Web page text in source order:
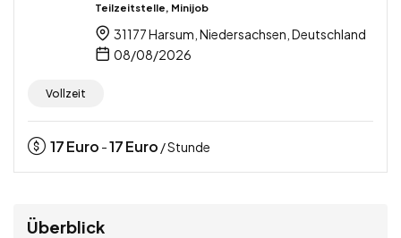
Teilzeitstelle, Minijob
31177 Harsum, Niedersachsen, Deutschland
08/08/2026
Vollzeit
17Euro -17Euro / Stunde
Überblick